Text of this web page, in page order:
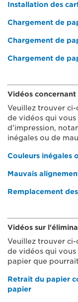
Installation des
Chargement de
Chargement de
Chargement de
Vidéos
Veuillez trouver ci-
de vidéos qui
d'impression,
inégales ou de
Couleurs inégales
Mauvais
Remplacement
Vidéos sur
Veuillez trouver ci-
de vidéos qui
papier que
Retrait du papier
papier